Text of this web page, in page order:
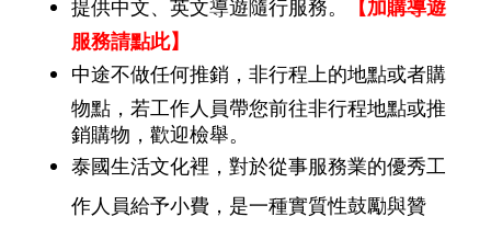
提供中文、英文導遊隨行服務。 【加購導遊
服務請點此】
中途不做任何推銷，非行程上的地點或者購
物點，若工作人員帶您前往非行程地點或推
銷購物，歡迎檢舉。
泰國生活文化裡，對於從事服務業的優秀工
作人員給予小費，是一種實質性鼓勵與贊